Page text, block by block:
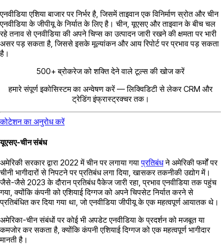
एनवीडिया एशिया बाजार पर निर्भर है, जिसमें ताइवान एक विनिर्माण स्रोत और चीन
एनवीडिया के जीपीयू के निर्यात के लिए है। चीन, यूएसए और ताइवान के बीच चल
रहे तनाव से एनवीडिया की अपने चिप्स का उत्पादन जारी रखने की क्षमता पर भारी
असर पड़ सकता है, जिससे इसके मूल्यांकन और आय रिपोर्ट पर प्रभाव पड़ सकता
है।
500+ ब्रोकरेज को शक्ति देने वाले टूल्स की खोज करें
हमारे संपूर्ण इकोसिस्टम का अन्वेषण करें — लिक्विडिटी से लेकर CRM और
ट्रेडिंग इंफ्रास्ट्रक्चर तक।
कोटेशन का अनुरोध करें
यूएसए-चीन संबंध
अमेरिकी सरकार द्वारा 2022 में चीन पर लगाया गयाप्रतिबंधने अमेरिकी फर्मों पर
चीनी भागीदारों से निपटने पर प्रतिबंध लगा दिया, खासकर तकनीकी उद्योग में।
जैसे-जैसे 2023 के दौरान प्रतिबंध पैकेज जारी रहा, प्रभाव एनवीडिया तक पहुंच
गया, क्योंकि कंपनी को एशियाई दिग्गज को अपने चिपसेट निर्यात करने से
प्रतिबंधित कर दिया गया था, जो एनवीडिया जीपीयू के एक महत्वपूर्ण आयातक थे।
अमेरिका-चीन संबंधों पर कोई भी अपडेट एनवीडिया के प्रदर्शन को मजबूत या
कमजोर कर सकता है, क्योंकि कंपनी एशियाई दिग्गज को एक महत्वपूर्ण भागीदार
मानती है।